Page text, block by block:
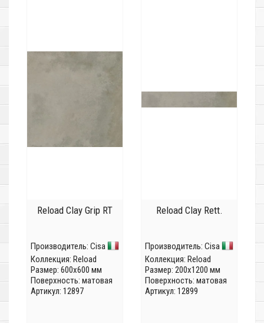
Reload Clay Grip RT
Производитель: Cisa
Коллекция: Reload
Размер: 600x600 мм
Поверхность: матовая
Артикул: 12897
Reload Clay Rett.
Производитель: Cisa
Коллекция: Reload
Размер: 200x1200 мм
Поверхность: матовая
Артикул: 12899